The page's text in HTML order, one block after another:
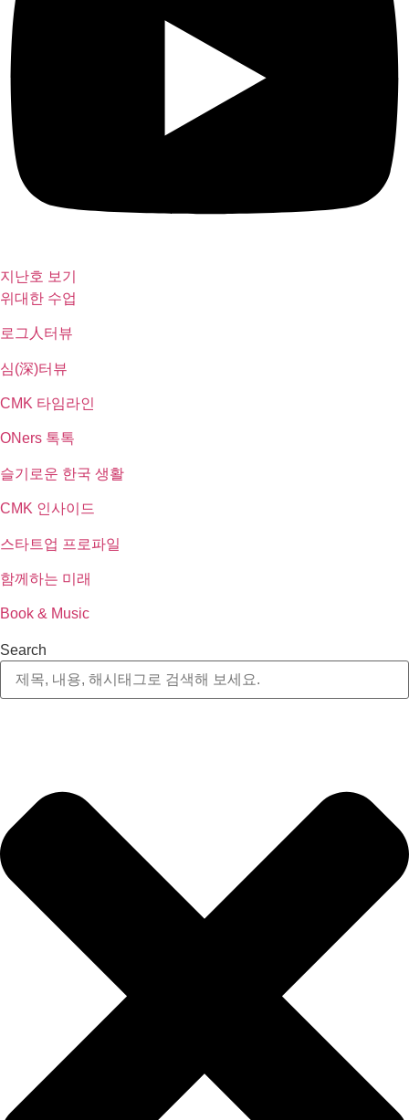
지난호 보기
위대한 수업
로그人터뷰
심(深)터뷰
CMK 타임라인
ONers 톡톡
슬기로운 한국 생활
CMK 인사이드
스타트업 프로파일
함께하는 미래
Book & Music
Search